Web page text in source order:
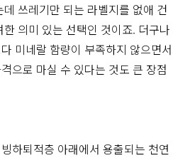
쓰레기만 되는 라벨지를 없애 건
의미 있는 선택인 것이죠. 더구나
미네랄 함량이 부족하지 않으면서
으로 마실 수 있다는 것도 큰 장점
하퇴적층 아래에서 용출되는 천연